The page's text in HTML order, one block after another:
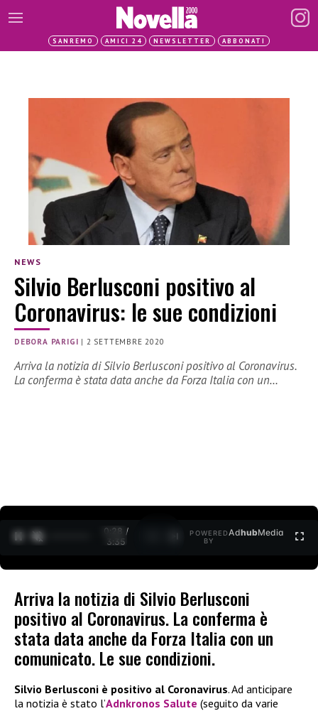
SANREMO AMICI 24 NEWSLETTER ABBONATI
NEWS
Silvio Berlusconi positivo al
Coronavirus: le sue condizioni
DEBORA PARIGI | 2 SETTEMBRE 2020
Arriva la notizia di Silvio Berlusconi positivo al Coronavirus.
La conferma è stata data anche da Forza Italia con un…
0:29 /
3:35
POWERED
BY
AdhubMedia
Arriva la notizia di Silvio Berlusconi
positivo al Coronavirus. La conferma è
stata data anche da Forza Italia con un
comunicato. Le sue condizioni.
Silvio Berlusconi è positivo al Coronavirus. Ad anticipare
la notizia è stato l’Adnkronos Salute (seguito da varie